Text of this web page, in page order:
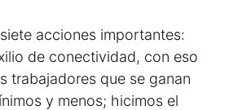
acciones importantes:
de conectividad, con eso
trabajadores que se ganan
y menos; hicimos el